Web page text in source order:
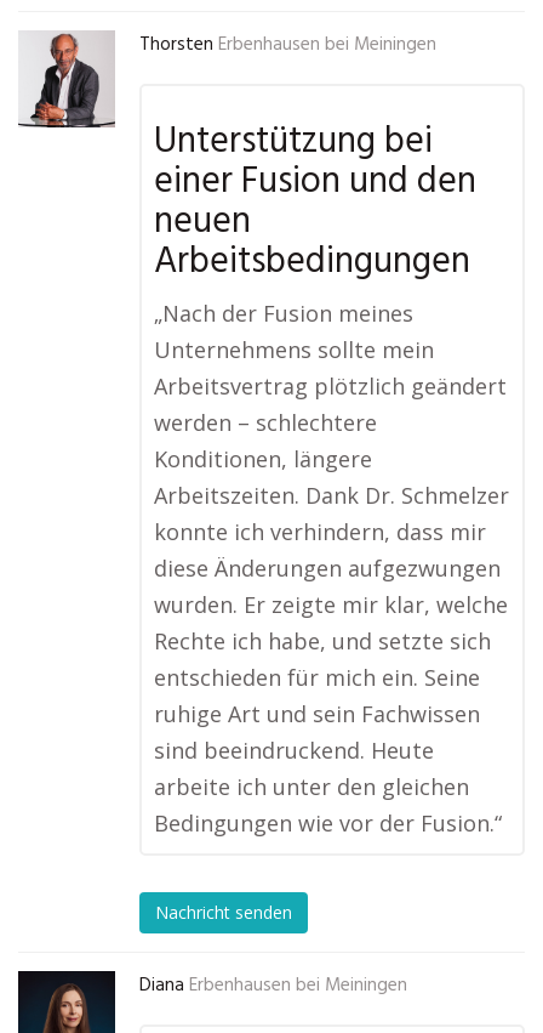
Thorsten Erbenhausen bei Meiningen
Unterstützung bei
einer Fusion und den
neuen
Arbeitsbedingungen
„Nach der Fusion meines
Unternehmens sollte mein
Arbeitsvertrag plötzlich geändert
werden – schlechtere
Konditionen, längere
Arbeitszeiten. Dank Dr. Schmelzer
konnte ich verhindern, dass mir
diese Änderungen aufgezwungen
wurden. Er zeigte mir klar, welche
Rechte ich habe, und setzte sich
entschieden für mich ein. Seine
ruhige Art und sein Fachwissen
sind beeindruckend. Heute
arbeite ich unter den gleichen
Bedingungen wie vor der Fusion.“
Nachricht senden
Diana Erbenhausen bei Meiningen